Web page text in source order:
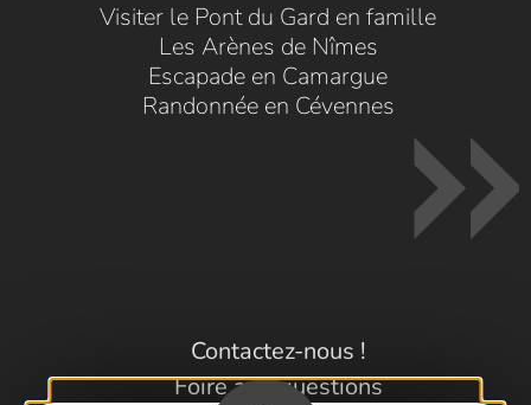
Visiter le Pont du Gard en famille
Les Arènes de Nîmes
Escapade en Camargue
Randonnée en Cévennes
Contactez-nous !
Foire aux questions